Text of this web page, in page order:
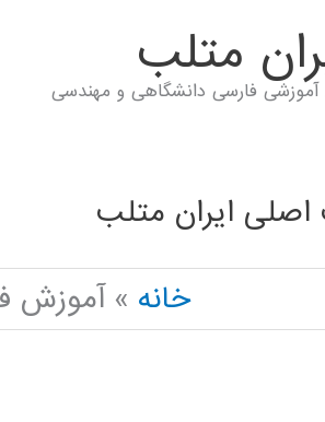
متلب
فارسی دانشگاهی و مهندسی
ایران متلب
خانه
آموزش